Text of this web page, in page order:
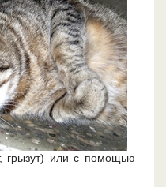
грызут) или с помощью